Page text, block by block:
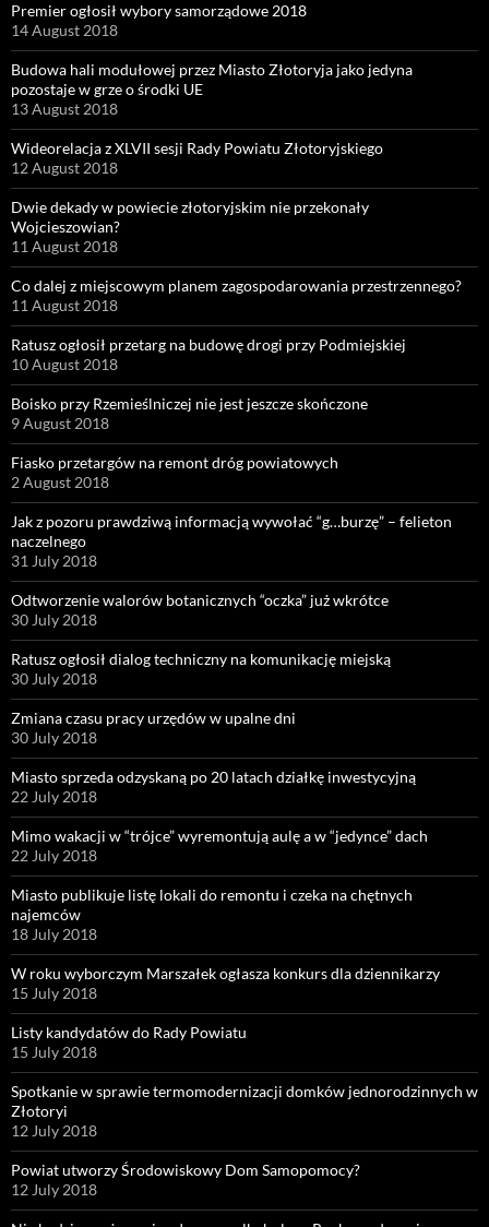
Premier ogłosił wybory samorządowe 2018
14 August 2018
Budowa hali modułowej przez Miasto Złotoryja jako jedyna
pozostaje w grze o środki UE
13 August 2018
Wideorelacja z XLVII sesji Rady Powiatu Złotoryjskiego
12 August 2018
Dwie dekady w powiecie złotoryjskim nie przekonały
Wojcieszowian?
11 August 2018
Co dalej z miejscowym planem zagospodarowania przestrzennego?
11 August 2018
Ratusz ogłosił przetarg na budowę drogi przy Podmiejskiej
10 August 2018
Boisko przy Rzemieślniczej nie jest jeszcze skończone
9 August 2018
Fiasko przetargów na remont dróg powiatowych
2 August 2018
Jak z pozoru prawdziwą informacją wywołać “g…burzę” – felieton
naczelnego
31 July 2018
Odtworzenie walorów botanicznych “oczka” już wkrótce
30 July 2018
Ratusz ogłosił dialog techniczny na komunikację miejską
30 July 2018
Zmiana czasu pracy urzędów w upalne dni
30 July 2018
Miasto sprzeda odzyskaną po 20 latach działkę inwestycyjną
22 July 2018
Mimo wakacji w “trójce” wyremontują aulę a w “jedynce” dach
22 July 2018
Miasto publikuje listę lokali do remontu i czeka na chętnych
najemców
18 July 2018
W roku wyborczym Marszałek ogłasza konkurs dla dziennikarzy
15 July 2018
Listy kandydatów do Rady Powiatu
15 July 2018
Spotkanie w sprawie termomodernizacji domków jednorodzinnych w
Złotoryi
12 July 2018
Powiat utworzy Środowiskowy Dom Samopomocy?
12 July 2018